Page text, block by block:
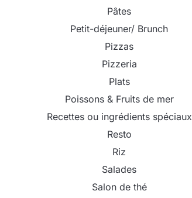
Pâtes
Petit-déjeuner/ Brunch
Pizzas
Pizzeria
Plats
Poissons & Fruits de mer
Recettes ou ingrédients spéciaux
Resto
Riz
Salades
Salon de thé